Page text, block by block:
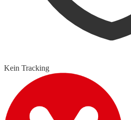
Kein Tracking